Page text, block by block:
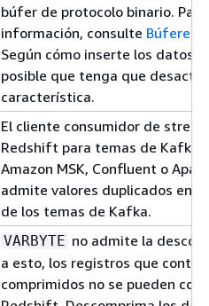
búfer de protocolo binario.
información, consulte Búferes
Según cómo inserte los datos
posible que tenga que
característica.
El cliente consumidor de
Redshift para temas de Kafka
Amazon MSK, Confluent o
admite valores duplicados en
de los temas de Kafka.
VARBYTE no admite la
a esto, los registros que
comprimidos no se pueden